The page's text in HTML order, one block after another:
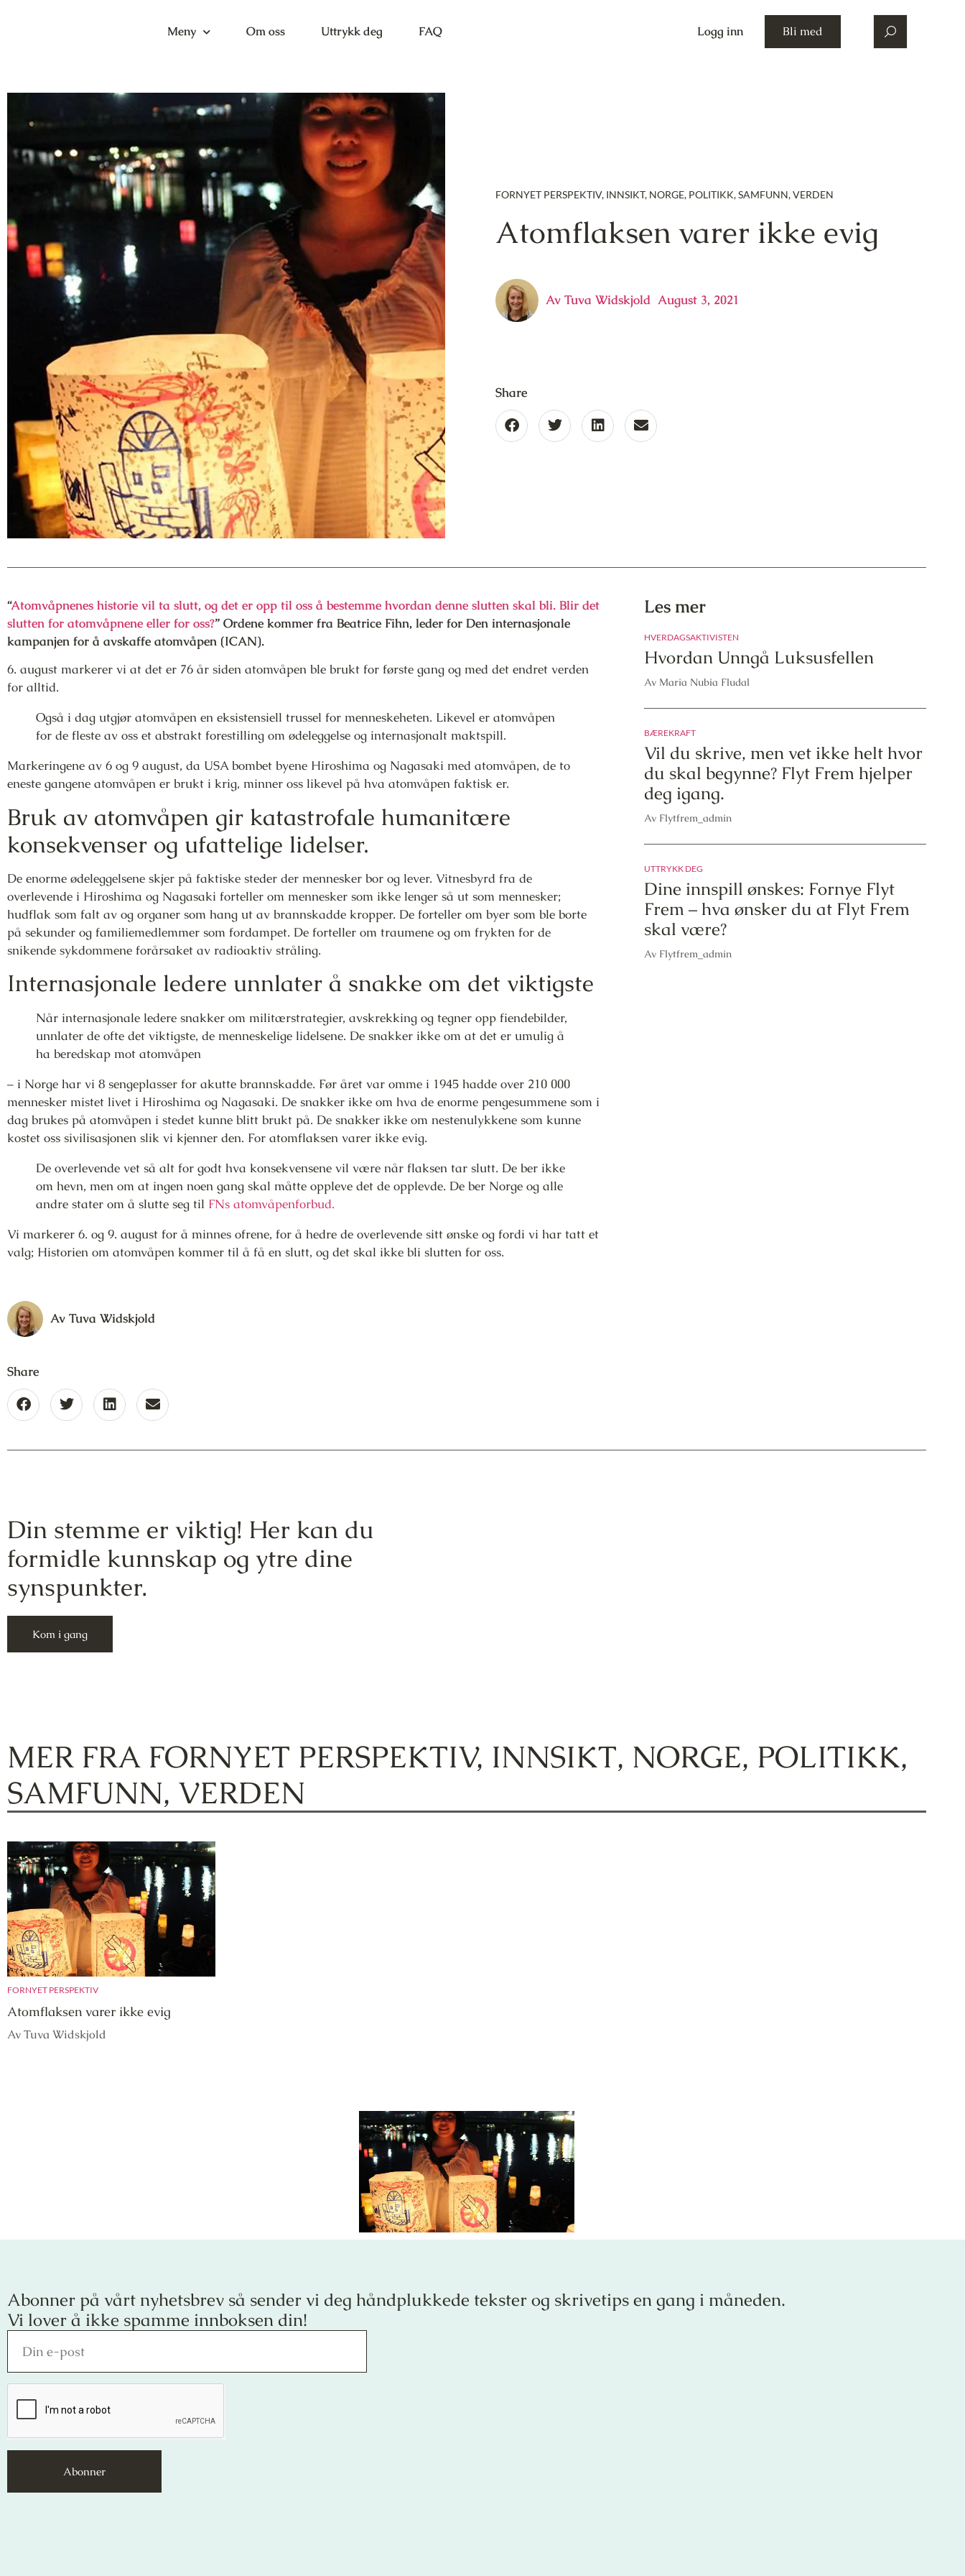
Meny Om oss Uttrykk deg FAQ Logg inn Bli med
FORNYET PERSPEKTIV, INNSIKT, NORGE, POLITIKK,SAMFUNN,VERDEN
Atomflaksen varer ikke evig
Av Tuva Widskjold August 3, 2021
Share
“Atomvåpnenes historie vil ta slutt, og det er opp til oss å bestemme hvordan denne slutten skal bli. Blir det
slutten for atomvåpnene eller for oss?” Ordene kommer fra Beatrice Fihn, leder for Den internasjonale
kampanjen for å avskaffe atomvåpen (ICAN).
6. august markerer vi at det er 76 år siden atomvåpen ble brukt for første gang og med det endret verden
for alltid.
Også i dag utgjør atomvåpen en eksistensiell trussel for menneskeheten. Likevel er atomvåpen
for de fleste av oss et abstrakt forestilling om ødeleggelse og internasjonalt maktspill.
Markeringene av 6 og 9 august, da USA bombet byene Hiroshima og Nagasaki med atomvåpen, de to
eneste gangene atomvåpen er brukt i krig, minner oss likevel på hva atomvåpen faktisk er.
Bruk av atomvåpen gir katastrofale humanitære
konsekvenser og ufattelige lidelser.
De enorme ødeleggelsene skjer på faktiske steder der mennesker bor og lever. Vitnesbyrd fra de
overlevende i Hiroshima og Nagasaki forteller om mennesker som ikke lenger så ut som mennesker;
hudflak som falt av og organer som hang ut av brannskadde kropper. De forteller om byer som ble borte
på sekunder og familiemedlemmer som fordampet. De forteller om traumene og om frykten for de
snikende sykdommene forårsaket av radioaktiv stråling.
Internasjonale ledere unnlater å snakke om det viktigste
Når internasjonale ledere snakker om militærstrategier, avskrekking og tegner opp fiendebilder,
unnlater de ofte det viktigste, de menneskelige lidelsene. De snakker ikke om at det er umulig å
ha beredskap mot atomvåpen
– i Norge har vi 8 sengeplasser for akutte brannskadde. Før året var omme i 1945 hadde over 210 000
mennesker mistet livet i Hiroshima og Nagasaki. De snakker ikke om hva de enorme pengesummene som i
dag brukes på atomvåpen i stedet kunne blitt brukt på. De snakker ikke om nestenulykkene som kunne
kostet oss sivilisasjonen slik vi kjenner den. For atomflaksen varer ikke evig.
De overlevende vet så alt for godt hva konsekvensene vil være når flaksen tar slutt. De ber ikke
om hevn, men om at ingen noen gang skal måtte oppleve det de opplevde. De ber Norge og alle
andre stater om å slutte seg til FNs atomvåpenforbud.
Vi markerer 6. og 9. august for å minnes ofrene, for å hedre de overlevende sitt ønske og fordi vi har tatt et
valg; Historien om atomvåpen kommer til å få en slutt, og det skal ikke bli slutten for oss.
Av Tuva Widskjold
Share
Les mer
HVERDAGSAKTIVISTEN
Hvordan Unngå Luksusfellen
Av Maria Nubia Fludal
BÆREKRAFT
Vil du skrive, men vet ikke helt hvor
du skal begynne? Flyt Frem hjelper
deg igang.
Av Flytfrem_admin
UTTRYKK DEG
Dine innspill ønskes: Fornye Flyt
Frem – hva ønsker du at Flyt Frem
skal være?
Av Flytfrem_admin
Din stemme er viktig! Her kan du
formidle kunnskap og ytre dine
synspunkter.
Kom i gang
MER FRA FORNYET PERSPEKTIV, INNSIKT, NORGE, POLITIKK,
SAMFUNN, VERDEN
FORNYET PERSPEKTIV
Atomflaksen varer ikke evig
Av Tuva Widskjold
Abonner på vårt nyhetsbrev så sender vi deg håndplukkede tekster og skrivetips en gang i måneden.
Vi lover å ikke spamme innboksen din!
Abonner